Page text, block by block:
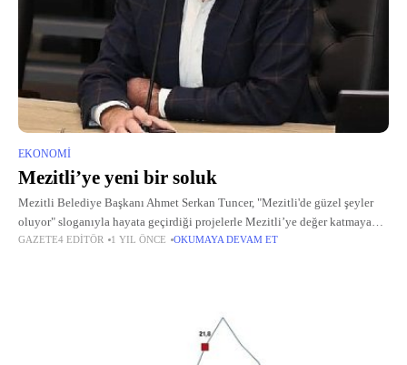
EKONOMI
Mezitli’ye yeni bir soluk
Mezitli Belediye Başkanı Ahmet Serkan Tuncer, "Mezitli'de güzel şeyler
oluyor" sloganıyla hayata geçirdiği projelerle Mezitli’ye değer katmaya
devam ediyor.
GAZETE4 EDITÖR 1 YIL ÖNCE OKUMAYA DEVAM ET